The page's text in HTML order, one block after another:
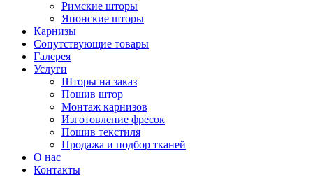
Римские шторы
Японские шторы
Карнизы
Сопутствующие товары
Галерея
Услуги
Шторы на заказ
Пошив штор
Монтаж карнизов
Изготовление фресок
Пошив текстиля
Продажа и подбор тканей
О нас
Контакты